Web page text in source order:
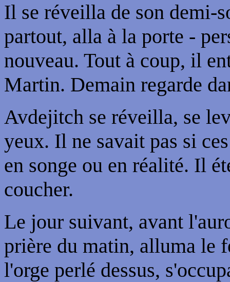
Il se réveilla de son demi-
partout, alla à la porte -
nouveau. Tout à coup, il
Martin. Demain regarde
Avdejitch se réveilla, se
yeux. Il ne savait pas si
en songe ou en réalité. Il
coucher.
Le jour suivant, avant
prière du matin, alluma le
l'orge perlé dessus,